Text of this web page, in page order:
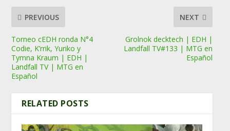
PREVIOUS
Torneo cEDH ronda N°4
Codie, K’rrik, Yuriko y
Tymna Kraum | EDH |
Landfall TV | MTG en
Español
NEXT
Grolnok decktech | EDH |
Landfall TV#133 | MTG en
Español
RELATED POSTS